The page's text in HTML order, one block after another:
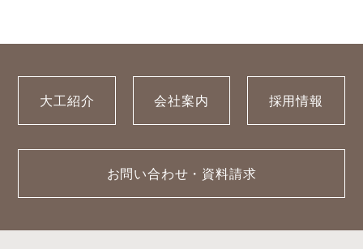
大工紹介 会社案内 採用情報
お問い合わせ・資料請求